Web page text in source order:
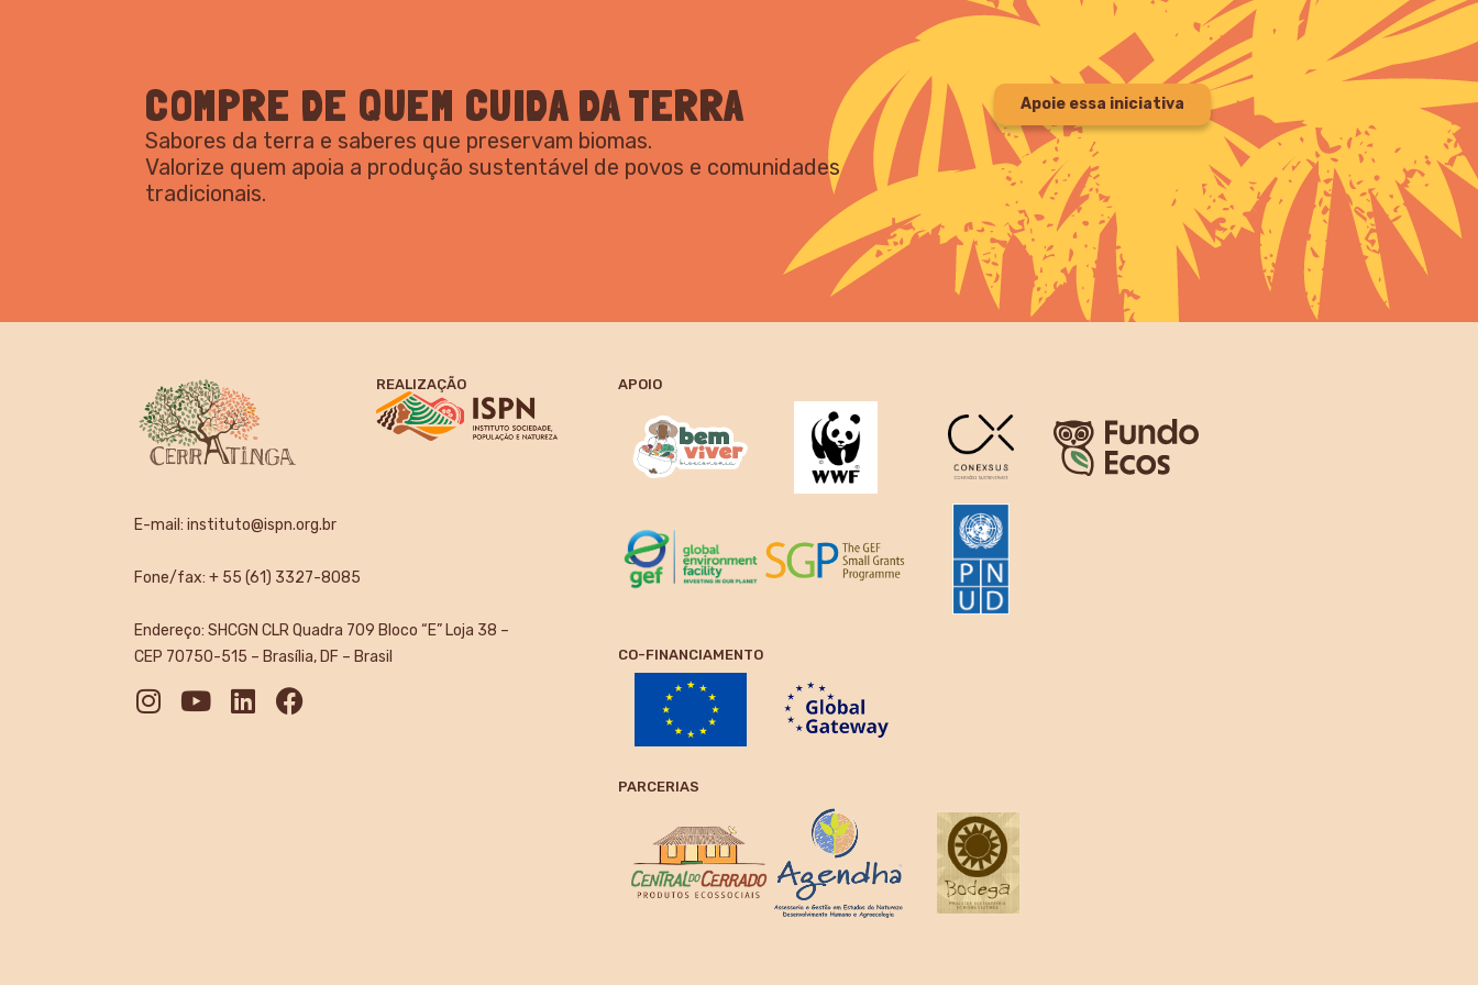
COMPRE DE QUEM CUIDA DA TERRA
Sabores da terra e saberes que preservam biomas.
Valorize quem apoia a produção sustentável de povos e comunidades
tradicionais.
Apoie essa iniciativa
REALIZAÇÃO
E-mail: instituto@ispn.org.br
Fone/fax: + 55 (61) 3327-8085
Endereço: SHCGN CLR Quadra 709 Bloco “E” Loja 38 –
CEP 70750-515 – Brasília, DF – Brasil
APOIO
CO-FINANCIAMENTO
PARCERIAS